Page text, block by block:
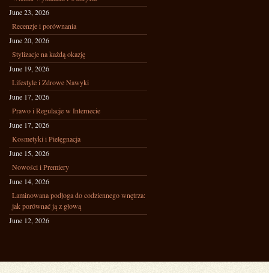
June 23, 2026
Recenzje i porównania
June 20, 2026
Stylizacje na każdą okazję
June 19, 2026
Lifestyle i Zdrowe Nawyki
June 17, 2026
Prawo i Regulacje w Internecie
June 17, 2026
Kosmetyki i Pielęgnacja
June 15, 2026
Nowości i Premiery
June 14, 2026
Laminowana podłoga do codziennego wnętrza:
jak porównać ją z głową
June 12, 2026